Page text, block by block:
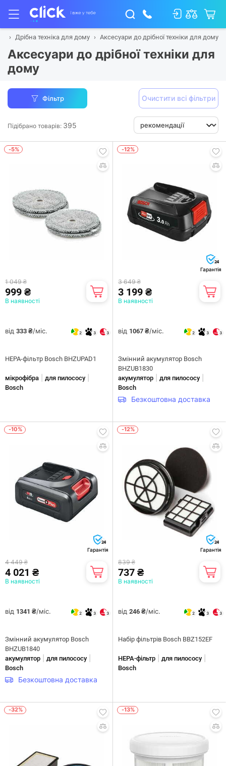
Дрібна техніка для дому Аксесуари до дрібної техніки для дому
Аксесуари до дрібної техніки для
дому
Фільтр Очистити всі фільтри
Підібрано товарів: 395
-5%
1 049 ₴
999 ₴
В наявності
від 333 ₴/міс. 2 3 3
HEPA-фільтр Bosch BHZUPAD1
мікрофібра для пилососу
Bosch
-12%
24
Гарантія
3 649 ₴
3 199 ₴
В наявності
від 1067 ₴/міс. 2 3 3
Змінний акумулятор Bosch
BHZUB1830
акумулятор
для пилососу
Bosch
Безкоштовна доставка
-10%
24
Гарантія
4 449 ₴
4 021 ₴
В наявності
від 1341 ₴/міс. 2 3 3
Змінний акумулятор Bosch
BHZUB1840
акумулятор
для пилососу
Bosch
Безкоштовна доставка
-12%
24
Гарантія
839 ₴
737 ₴
В наявності
від 246 ₴/міс. 2 3 3
Набір фільтрів Bosch BBZ152EF
HEPA-фільтр для пилососу
Bosch
-32% -13%